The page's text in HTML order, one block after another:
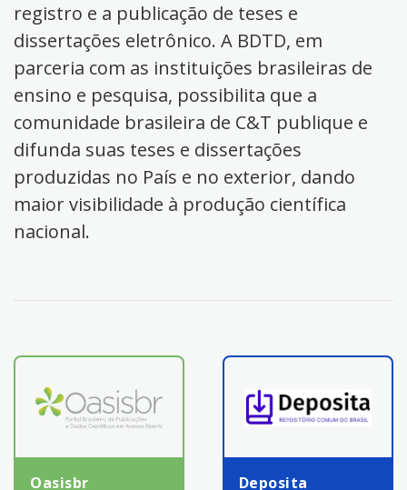
registro e a publicação de teses e
dissertações eletrônico. A BDTD, em
parceria com as instituições brasileiras de
ensino e pesquisa, possibilita que a
comunidade brasileira de C&T publique e
difunda suas teses e dissertações
produzidas no País e no exterior, dando
maior visibilidade à produção científica
nacional.
Oasisbr Deposita